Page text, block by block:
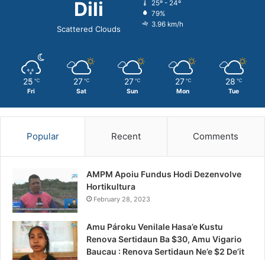
Dili
Scattered Clouds
25º - 24º
79%
3.96 km/h
25 ℃
Fri
27 ℃
Sat
27 ℃
Sun
27 ℃
Mon
28 ℃
Tue
Popular Recent Comments
AMPM Apoiu Fundus Hodi Dezenvolve
Hortikultura
February 28, 2023
Amu Pároku Venilale Hasa’e Kustu
Renova Sertidaun Ba $30, Amu Vigario
Baucau : Renova Sertidaun Ne’e $2 De’it